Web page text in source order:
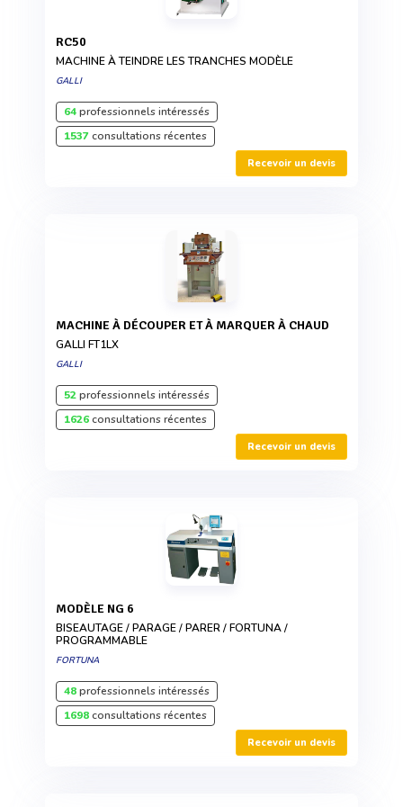
RC50
MACHINE À TEINDRE LES TRANCHES MODÈLE
GALLI
64professionnels intéressés
1537consultations récentes
Recevoir un devis
MACHINE À DÉCOUPER ET À MARQUER À CHAUD
GALLI FT1LX
GALLI
52professionnels intéressés
1626consultations récentes
Recevoir un devis
MODÈLE NG 6
BISEAUTAGE / PARAGE / PARER / FORTUNA /
PROGRAMMABLE
FORTUNA
48professionnels intéressés
1698consultations récentes
Recevoir un devis